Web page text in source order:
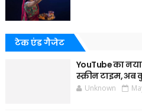
टेक एंड गैजेट
YouTube का
स्क्रीन टाइम, अब
Unknown